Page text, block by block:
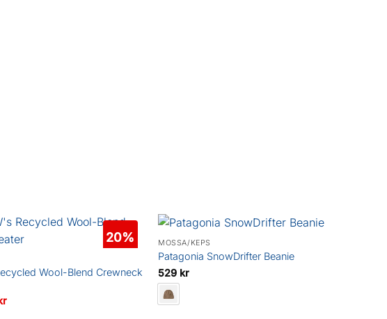
20%
Wool-Blend Crewneck
Det
MÖSSA/KEPS
Patagonia SnowDrifter Beanie
529 kr